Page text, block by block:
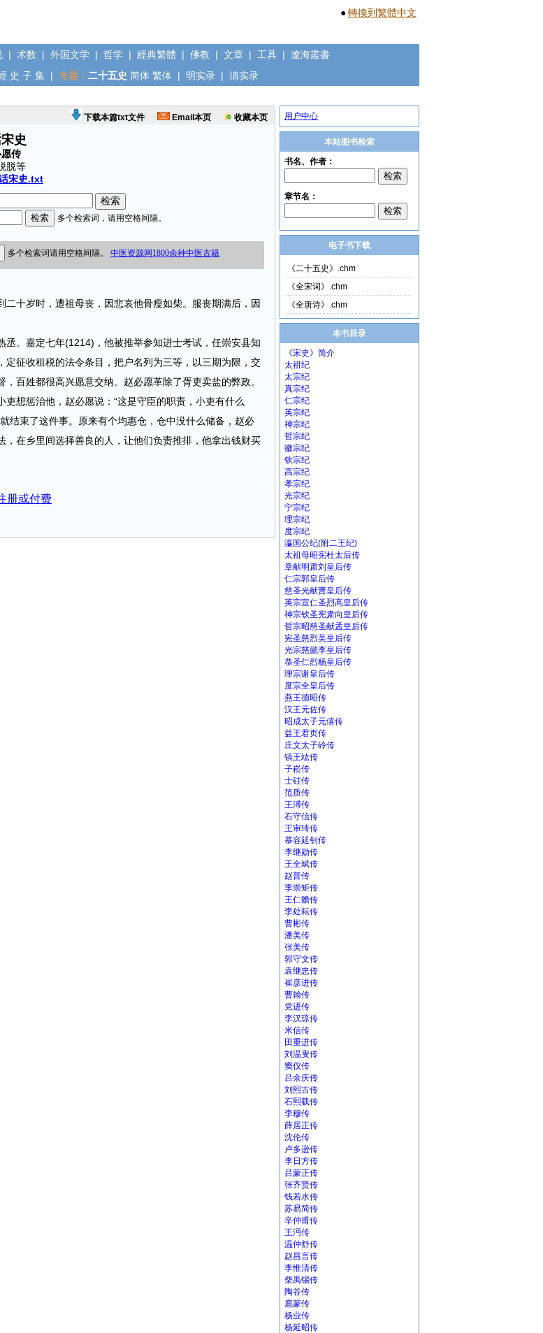
●轉換到繁體中文
| 术数 | 外国文学 | 哲学 | 經典繁體 | 佛教 | 文章 | 工具 | 遼海叢書
史 子 集 | 专题： 二十五史 简体 繁体 | 明实录 | 清实录
下载本篇txt文件 Email本页 收藏本页
史
传
脱等
宋史.txt
十岁时，遭祖母丧，因悲哀他骨瘦如柴。服丧期满后，因
。嘉定七年(1214)，他被推举参知进士考试，任崇安县知
征收租税的法令条目，把户名列为三等，以三期为限，交
百姓都很高兴愿意交纳。赵必愿革除了胥吏卖盐的弊政。
想惩治他，赵必愿说：“这是守臣的职责，小吏有什么
结束了这件事。原来有个均惠仓，仓中没什么储备，赵必
在乡里间选择善良的人，让他们负责推排，他拿出钱财买
册或付费
用户中心
本站图书检索
电子书下载
《二十五史》.chm
《全宋词》.chm
《全唐诗》.chm
本书目录
《宋史》简介
太祖纪
太宗纪
真宗纪
仁宗纪
英宗纪
神宗纪
哲宗纪
徽宗纪
钦宗纪
高宗纪
孝宗纪
光宗纪
宁宗纪
理宗纪
度宗纪
瀛国公纪(附二王纪)
太祖母昭宪杜太后传
章献明肃刘皇后传
仁宗郭皇后传
慈圣光献曹皇后传
英宗宣仁圣烈高皇后传
神宗钦圣宪肃向皇后传
哲宗昭慈圣献孟皇后传
宪圣慈烈吴皇后传
光宗慈懿李皇后传
恭圣仁烈杨皇后传
理宗谢皇后传
度宗全皇后传
燕王德昭传
汉王元佐传
昭成太子元僖传
益王君页传
庄文太子砱传
镇王竑传
子崧传
士砫传
范质传
王溥传
石守信传
王审琦传
慕容延钊传
李继勋传
王全斌传
赵普传
李崇矩传
王仁赡传
李处耘传
曹彬传
潘美传
张美传
郭守文传
袁继忠传
崔彦进传
曹翰传
党进传
李汉琼传
米信传
田重进传
刘温叟传
窦仪传
吕余庆传
刘熙古传
石熙载传
李穆传
薛居正传
沈伦传
卢多逊传
李日方传
吕蒙正传
张齐贤传
钱若水传
苏易简传
辛仲甫传
王沔传
温仲舒传
赵昌言传
李惟清传
柴禹锡传
陶谷传
扈蒙传
杨业传
杨延昭传